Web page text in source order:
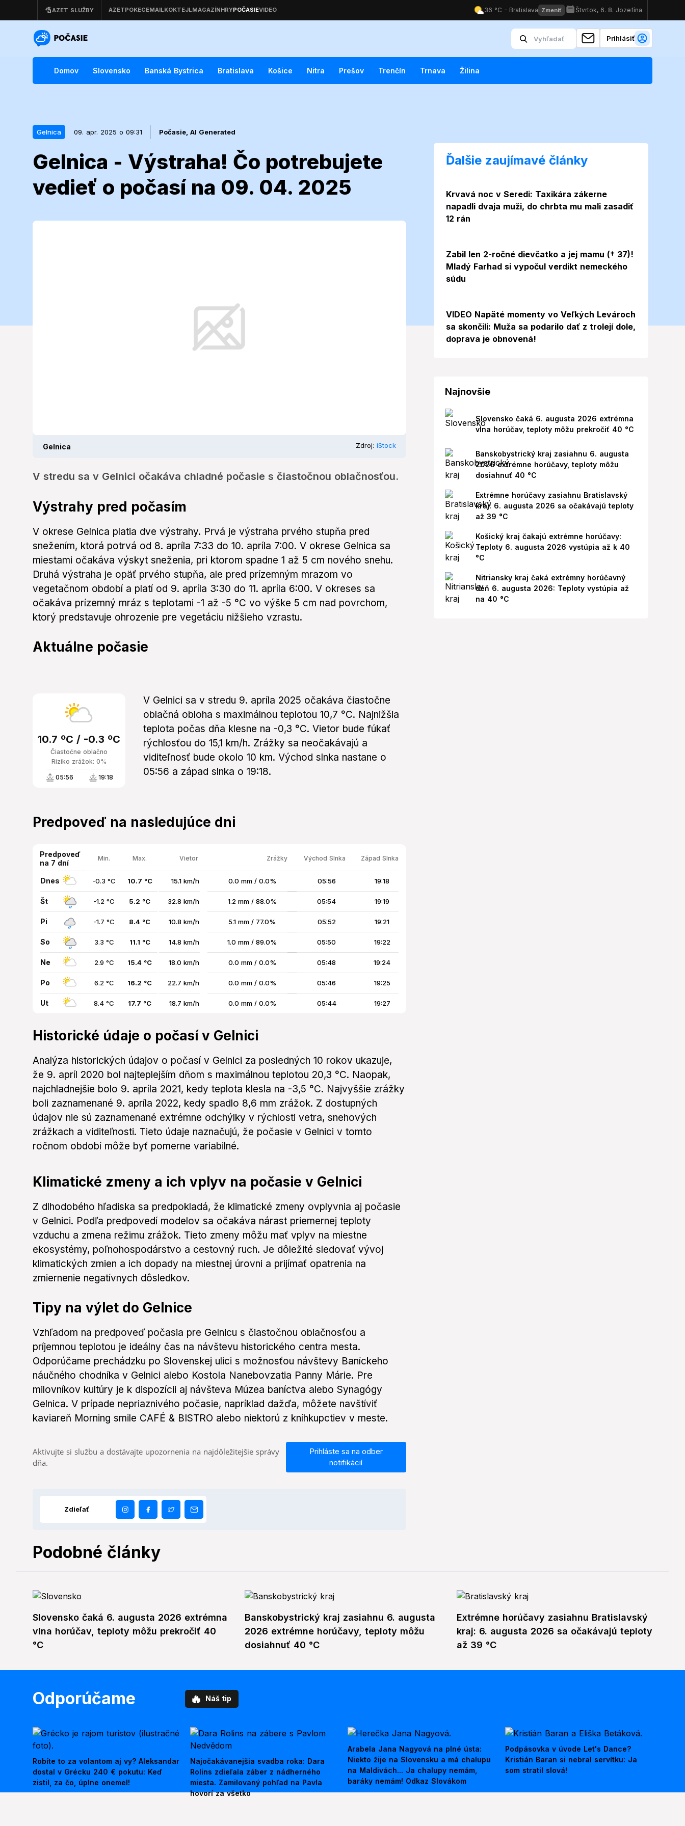
Prihlásiť
Domov Slovensko Banská Bystrica Bratislava Košice Nitra Prešov Trenčín Trnava Žilina
Gelnica 09. apr. 2025 o 09:31 Počasie, AI Generated
Gelnica - Výstraha! Čo potrebujete
vedieť o počasí na 09. 04. 2025
Gelnica Zdroj: iStock
V stredu sa v Gelnici očakáva chladné počasie s čiastočnou oblačnosťou.
09. apr. 2025 o 09:31
Gelnica - Výstraha! Čo
V stredu sa v Gelnici očakáva chladné počasie s čiastočnou oblačnosťou.
Výstrahy pred počasím
V okrese Gelnica platia dve výstrahy. Prvá je výstraha prvého stupňa pred
snežením, ktorá potrvá od 8. apríla 7:33 do 10. apríla 7:00. V okrese Gelnica sa
miestami očakáva výskyt sneženia, pri ktorom spadne 1 až 5 cm nového snehu.
Druhá výstraha je opäť prvého stupňa, ale pred prízemným mrazom vo
vegetačnom období a platí od 9. apríla 3:30 do 11. apríla 6:00. V okreses sa
očakáva prízemný mráz s teplotami -1 až -5 °C vo výške 5 cm nad povrchom,
ktorý predstavuje ohrozenie pre vegetáciu nižšieho vzrastu.
Aktuálne počasie
Čiastočne oblačno
10.7 ºC / -0.3 ºC
Riziko zrážok: 0%
05:56 19:18
V Gelnici sa v stredu 9. apríla 2025 očakáva čiastočne
oblačná obloha s maximálnou teplotou 10,7 °C. Najnižšia
teplota počas dňa klesne na -0,3 °C. Vietor bude fúkať
rýchlosťou do 15,1 km/h. Zrážky sa neočakávajú a
viditeľnosť bude okolo 10 km. Východ slnka nastane o
05:56 a západ slnka o 19:18.
Predpoveď na nasledujúce dni
Predpoveď
na 7 dní
Min. Max. Vietor Zrážky Východ Slnka Západ Slnka
Dnes -0.3 °C 10.7 °C 15.1 km/h 0.0 mm / 0.0% 05:56 19:18
Št -1.2 °C 5.2 °C 32.8 km/h 1.2 mm / 88.0% 05:54 19:19
Pi -1.7 °C 8.4 °C 10.8 km/h 5.1 mm / 77.0% 05:52 19:21
So 3.3 °C 11.1 °C 14.8 km/h 1.0 mm / 89.0% 05:50 19:22
Ne 2.9 °C 15.4 °C 18.0 km/h 0.0 mm / 0.0% 05:48 19:24
Po 6.2 °C 16.2 °C 22.7 km/h 0.0 mm / 0.0% 05:46 19:25
Ut 8.4 °C 17.7 °C 18.7 km/h 0.0 mm / 0.0% 05:44 19:27
Historické údaje o počasí v Gelnici
Analýza historických údajov o počasí v Gelnici za posledných 10 rokov ukazuje,
že 9. apríl 2020 bol najteplejším dňom s maximálnou teplotou 20,3 °C. Naopak,
najchladnejšie bolo 9. apríla 2021, kedy teplota klesla na -3,5 °C. Najvyššie zrážky
boli zaznamenané 9. apríla 2022, kedy spadlo 8,6 mm zrážok. Z dostupných
údajov nie sú zaznamenané extrémne odchýlky v rýchlosti vetra, snehových
zrážkach a viditeľnosti. Tieto údaje naznačujú, že počasie v Gelnici v tomto
ročnom období môže byť pomerne variabilné.
Klimatické zmeny a ich vplyv na počasie v Gelnici
Z dlhodobého hľadiska sa predpokladá, že klimatické zmeny ovplyvnia aj počasie
v Gelnici. Podľa predpovedí modelov sa očakáva nárast priemernej teploty
vzduchu a zmena režimu zrážok. Tieto zmeny môžu mať vplyv na miestne
ekosystémy, poľnohospodárstvo a cestovný ruch. Je dôležité sledovať vývoj
klimatických zmien a ich dopady na miestnej úrovni a prijímať opatrenia na
zmiernenie negatívnych dôsledkov.
Tipy na výlet do Gelnice
Vzhľadom na predpoveď počasia pre Gelnicu s čiastočnou oblačnosťou a
príjemnou teplotou je ideálny čas na návštevu historického centra mesta.
Odporúčame prechádzku po Slovenskej ulici s možnosťou návštevy Baníckeho
náučného chodníka v Gelnici alebo Kostola Nanebovzatia Panny Márie. Pre
milovníkov kultúry je k dispozícii aj návšteva Múzea baníctva alebo Synagógy
Gelnica. V prípade nepriaznivého počasie, napríklad dažďa, môžete navštíviť
kaviareň Morning smile CAFÉ & BISTRO alebo niektorú z kníhkupctiev v meste.
Aktivujte si službu a dostávajte upozornenia na najdôležitejšie správy
dňa.
Prihláste sa na odber
notifikácií
Zdieľať
Ďalšie zaujímavé články
Krvavá noc v Seredi: Taxikára zákerne
napadli dvaja muži, do chrbta mu mali zasadiť
12 rán
Zabil len 2-ročné dievčatko a jej mamu († 37)!
Mladý Farhad si vypočul verdikt nemeckého
súdu
Video
VIDEO Napäté momenty vo Veľkých Levároch
sa skončili: Muža sa podarilo dať z trolejí dole,
doprava je obnovená!
Najnovšie
Slovensko čaká 6. augusta 2026 extrémna
vlna horúčav, teploty môžu prekročiť 40 °C
Banskobystrický kraj zasiahnu 6. augusta
2026 extrémne horúčavy, teploty môžu
dosiahnuť 40 °C
Extrémne horúčavy zasiahnu Bratislavský
kraj: 6. augusta 2026 sa očakávajú teploty
až 39 °C
Košický kraj čakajú extrémne horúčavy:
Teploty 6. augusta 2026 vystúpia až k 40
°C
Nitriansky kraj čaká extrémny horúčavný
deň 6. augusta 2026: Teploty vystúpia až
na 40 °C
Podobné články
Slovensko čaká 6. augusta 2026 extrémna
vlna horúčav, teploty môžu prekročiť 40
°C
Banskobystrický kraj zasiahnu 6. augusta
2026 extrémne horúčavy, teploty môžu
dosiahnuť 40 °C
Extrémne horúčavy zasiahnu Bratislavský
kraj: 6. augusta 2026 sa očakávajú teploty
až 39 °C
Odporúčame 🔥 Náš tip
Robíte to za volantom aj vy? Aleksandar
dostal v Grécku 240 € pokutu: Keď
zistil, za čo, úplne onemel!
Najočakávanejšia svadba roka: Dara
Rolins zdieľala záber z nádherného
miesta. Zamilovaný pohľad na Pavla
hovorí za všetko
Arabela Jana Nagyová na plné ústa:
Niekto žije na Slovensku a má chalupu
na Maldivách... Ja chalupy nemám,
baráky nemám! Odkaz Slovákom
Podpásovka v úvode Let's Dance?
Kristián Baran si nebral servítku: Ja
som stratil slová!